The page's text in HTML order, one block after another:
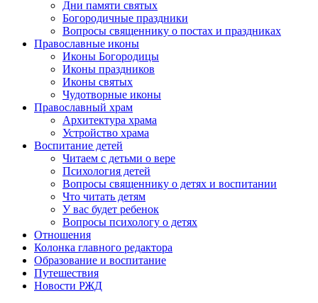
Дни памяти святых
Богородичные праздники
Вопросы священнику о постах и праздниках
Православные иконы
Иконы Богородицы
Иконы праздников
Иконы святых
Чудотворные иконы
Православный храм
Архитектура храма
Устройство храма
Воспитание детей
Читаем с детьми о вере
Психология детей
Вопросы священнику о детях и воспитании
Что читать детям
У вас будет ребенок
Вопросы психологу о детях
Отношения
Колонка главного редактора
Образование и воспитание
Путешествия
Новости РЖД